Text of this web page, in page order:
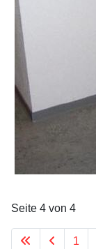
Seite 4 von 4
1